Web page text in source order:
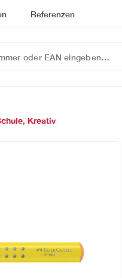
Referenzen
Kreativ